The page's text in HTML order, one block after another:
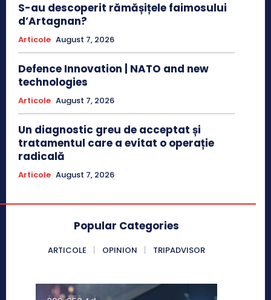
S-au descoperit rămășițele faimosului
d’Artagnan?
Articole August 7, 2026
Defence Innovation | NATO and new
technologies
Articole August 7, 2026
Un diagnostic greu de acceptat și
tratamentul care a evitat o operație
radicală
Articole August 7, 2026
Popular Categories
ARTICOLE OPINION TRIPADVISOR